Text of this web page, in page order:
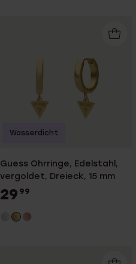
Guess Ohrringe, Edelstahl,
vergoldet, Dreieck, 15 mm
29 99
Wasserdicht